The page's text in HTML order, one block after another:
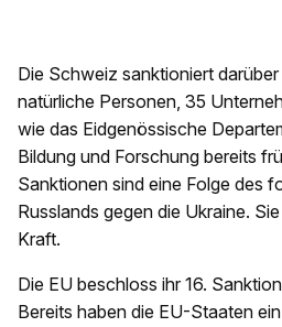
Die Schweiz sanktioniert
natürliche Personen, 35
wie das Eidgenössische
Bildung und Forschung bereits
Sanktionen sind eine Folge des
Russlands gegen die Ukraine.
Kraft.
Die EU beschloss ihr 16.
Bereits haben die EU-Staaten